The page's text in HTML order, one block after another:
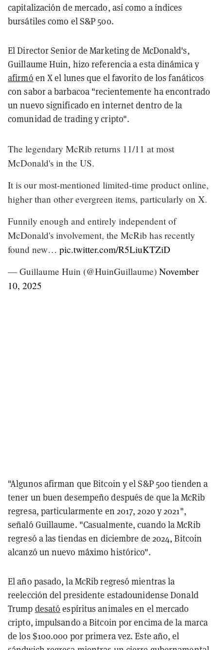
capitalización de mercado, así como a índices
bursátiles como el S&P 500.
El Director Senior de Marketing de McDonald's,
Guillaume Huin, hizo referencia a esta dinámica y
afirmó en X el lunes que el favorito de los fanáticos
con sabor a barbacoa "recientemente ha encontrado
un nuevo significado en internet dentro de la
comunidad de trading y cripto".
The legendary McRib returns 11/11 at most
McDonald's in the US.
It is our most-mentioned limited-time product online,
higher than other evergreen items, particularly on X.
Funnily enough and entirely independent of
McDonald's involvement, the McRib has recently
found new… pic.twitter.com/R5LiuKTZiD
— Guillaume Huin (@HuinGuillaume) November
10, 2025
"Algunos afirman que Bitcoin y el S&P 500 tienden a
tener un buen desempeño después de que la McRib
regresa, particularmente en 2017, 2020 y 2021",
señaló Guillaume. "Casualmente, cuando la McRib
regresó a las tiendas en diciembre de 2024, Bitcoin
alcanzó un nuevo máximo histórico".
El año pasado, la McRib regresó mientras la
reelección del presidente estadounidense Donald
Trump desató espíritus animales en el mercado
cripto, impulsando a Bitcoin por encima de la marca
de los $100.000 por primera vez. Este año, el